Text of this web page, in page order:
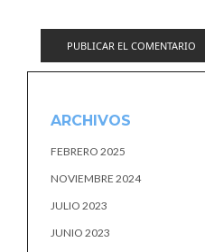
ARCHIVOS
FEBRERO 2025
NOVIEMBRE 2024
JULIO 2023
JUNIO 2023